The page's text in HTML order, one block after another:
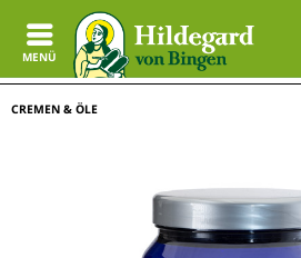
MENÜ
CREMEN & ÖLE